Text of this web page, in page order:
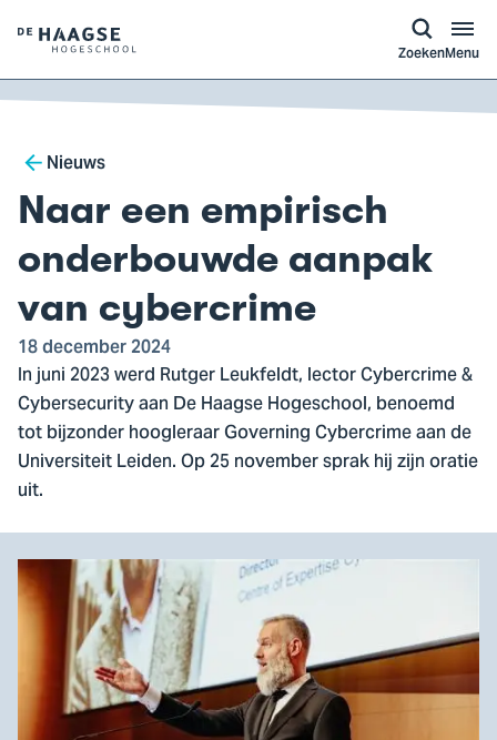
Logo
van
De
Hogeschool,
ga
naar
de
homepagina
ZoekenMenu
Breadcrumb
Nieuws
Naar een empirisch
onderbouwde aanpak
van cybercrime
18 december 2024
In juni 2023 werd Rutger Leukfeldt, lector Cybercrime &
Cybersecurity aan De Haagse Hogeschool, benoemd
tot bijzonder hoogleraar Governing Cybercrime aan de
Universiteit Leiden. Op 25 november sprak hij zijn oratie
uit.